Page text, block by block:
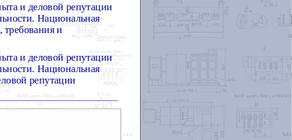
и деловой репутации
Национальная
требования и
и деловой репутации
Национальная
репутации